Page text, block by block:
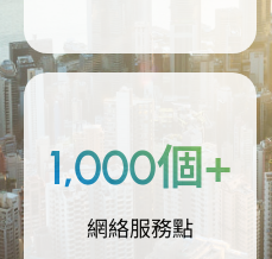
1,000個+
網絡服務點